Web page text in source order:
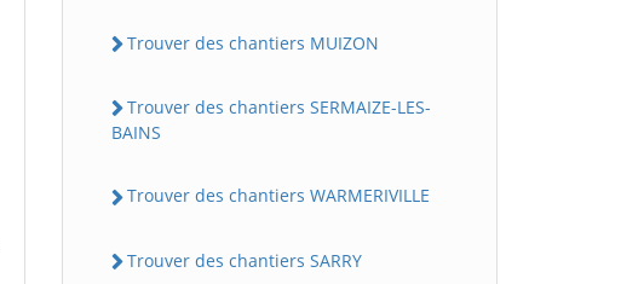
Trouver des chantiers MUIZON
Trouver des chantiers SERMAIZE-LES-
BAINS
Trouver des chantiers WARMERIVILLE
Trouver des chantiers SARRY